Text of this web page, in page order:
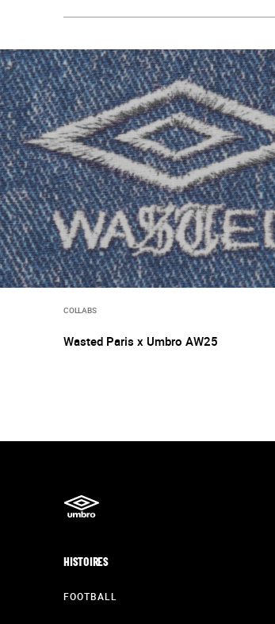
COLLABS
Wasted Paris x Umbro AW25
HISTOIRES
FOOTBALL